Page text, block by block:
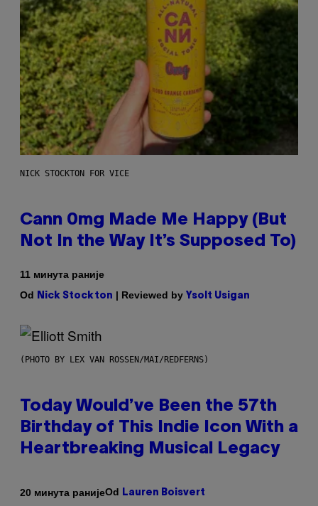
NICK STOCKTON FOR VICE
Cann 0mg Made Me Happy (But
Not In the Way It’s Supposed To)
11 минута раније
Od
Nick Stockton | Reviewed by Ysolt Usigan
(PHOTO BY LEX VAN ROSSEN/MAI/REDFERNS)
Today Would’ve Been the 57th
Birthday of This Indie Icon With a
Heartbreaking Musical Legacy
20 минута ранијеOd Lauren Boisvert